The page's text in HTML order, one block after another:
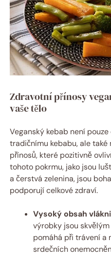
Zdravotní přínosy
vaše tělo
Veganský kebab není
tradičnímu kebabu, ale
přínosů, které pozitivně
tohoto pokrmu, jako jsou
a čerstvá zelenina, jsou
podporují celkové zdraví.
Vysoký obsah
výrobky jsou
pomáhá při trávení a
srdečních